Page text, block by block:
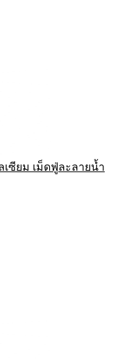
เซียม เม็ดฟู่ละลายน้ำ